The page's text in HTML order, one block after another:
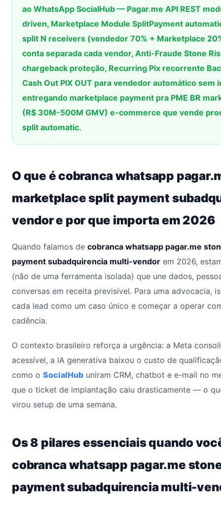
ao WhatsApp SocialHub — Pagar.me API REST
driven, Marketplace Module SplitPayment
split N receivers (vendedor 70% + Marketplace
conta separada cada vendor, Anti-Fraude Stone
chargeback proteção, Recurring Pix recorrente
Cash Out PIX OUT para vendedor automático
entregando marketplace payment pra PME BR
(R$ 30M-500M GMV) e-commerce que vende
split automatic.
O que é cobranca whatsapp
marketplace split payment
vendor e por que importa em 2026
Quando falamos de cobranca whatsapp pagar.me
payment subadquirencia multi-vendor em 2026,
(não de uma ferramenta isolada) que une dados,
conversas em receita previsível. Para uma advocacia,
cada lead como um caso único e começar a operar
cadência.
O contexto brasileiro reforça a urgência: a Meta
acessível, a IA generativa baixou o custo de
como o SocialHub uniram CRM, chatbot e e-mail no
que o ticket de implantação caiu drasticamente — o
virou setup de uma semana.
Os 8 pilares essenciais quando
cobranca whatsapp pagar.me
payment subadquirencia multi-